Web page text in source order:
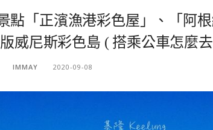
點「正濱漁港彩色屋」、「阿
威尼斯彩色島 ( 搭乘公車怎麼
IMMAY 2020-09-08